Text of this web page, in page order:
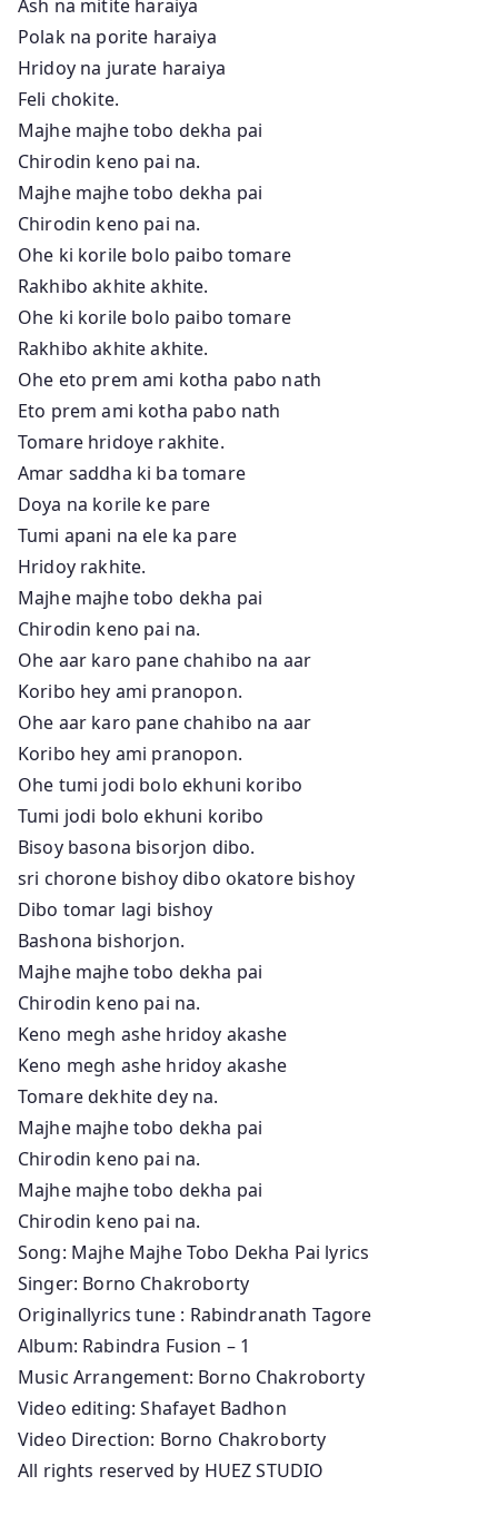
Ash na mitite haraiya
Polak na porite haraiya
Hridoy na jurate haraiya
Feli chokite.
Majhe majhe tobo dekha pai
Chirodin keno pai na.
Majhe majhe tobo dekha pai
Chirodin keno pai na.
Ohe ki korile bolo paibo tomare
Rakhibo akhite akhite.
Ohe ki korile bolo paibo tomare
Rakhibo akhite akhite.
Ohe eto prem ami kotha pabo nath
Eto prem ami kotha pabo nath
Tomare hridoye rakhite.
Amar saddha ki ba tomare
Doya na korile ke pare
Tumi apani na ele ka pare
Hridoy rakhite.
Majhe majhe tobo dekha pai
Chirodin keno pai na.
Ohe aar karo pane chahibo na aar
Koribo hey ami pranopon.
Ohe aar karo pane chahibo na aar
Koribo hey ami pranopon.
Ohe tumi jodi bolo ekhuni koribo
Tumi jodi bolo ekhuni koribo
Bisoy basona bisorjon dibo.
sri chorone bishoy dibo okatore bishoy
Dibo tomar lagi bishoy
Bashona bishorjon.
Majhe majhe tobo dekha pai
Chirodin keno pai na.
Keno megh ashe hridoy akashe
Keno megh ashe hridoy akashe
Tomare dekhite dey na.
Majhe majhe tobo dekha pai
Chirodin keno pai na.
Majhe majhe tobo dekha pai
Chirodin keno pai na.
Song: Majhe Majhe Tobo Dekha Pai lyrics
Singer: Borno Chakroborty
Originallyrics tune : Rabindranath Tagore
Album: Rabindra Fusion – 1
Music Arrangement: Borno Chakroborty
Video editing: Shafayet Badhon
Video Direction: Borno Chakroborty
All rights reserved by HUEZ STUDIO